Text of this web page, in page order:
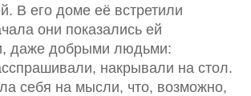
В его доме её встретили
они показались ей
даже добрыми людьми:
накрывали на стол.
себя на мысли, что, возможно,